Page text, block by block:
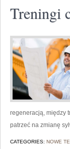
Treningi
regeneracją, między
patrzeć na zmianę
CATEGORIES: NOWE